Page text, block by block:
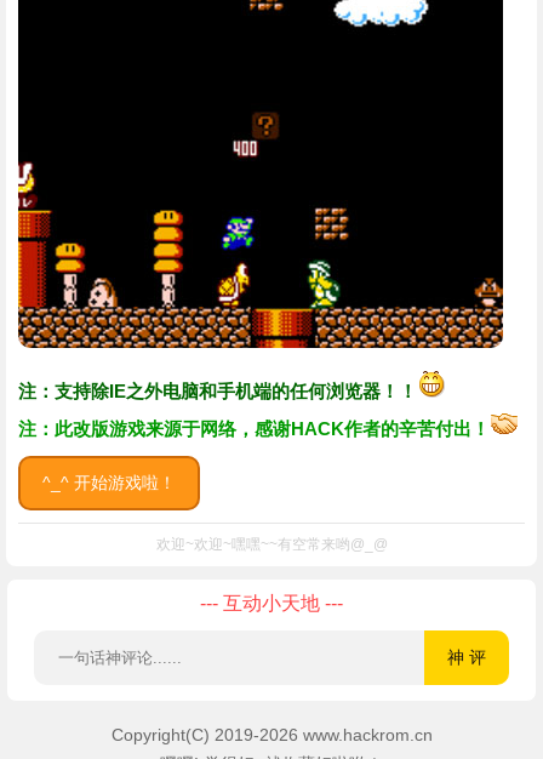
注：支持除IE之外电脑和手机端的任何浏览器！！
注：此改版游戏来源于网络，感谢HACK作者的辛苦付出！
^_^ 开始游戏啦！
欢迎~欢迎~嘿嘿~~有空常来哟@_@
--- 互动小天地 ---
Copyright(C) 2019-2026 www.hackrom.cn